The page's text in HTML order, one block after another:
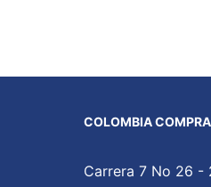
COLOMBIA
Carrera 7 No 26 -